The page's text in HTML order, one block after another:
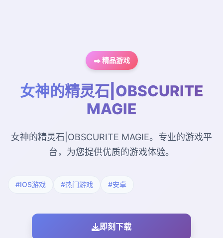
✒️ 精品游戏
女神的精灵石|OBSCURITE
MAGIE
女神的精灵石|OBSCURITE MAGIE。专业的游戏平
台，为您提供优质的游戏体验。
#IOS游戏 #热门游戏 #安卓
即刻下载